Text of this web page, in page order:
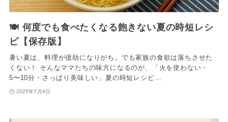
🍽️ 何度でも食べたくなる飽きない夏の時短レシ
ピ【保存版】
暑い夏は、料理が億劫になりがち。でも家族の食欲は落ちさせた
くない！ そんなママたちの味方になるのが、「火を使わない・
5〜10分・さっぱり美味しい」夏の時短レシピ…
2025年7月4日